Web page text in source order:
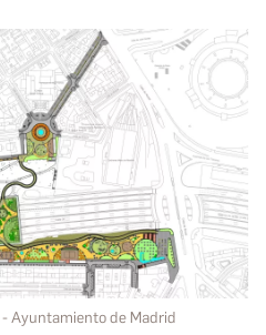
Ayuntamiento de Madrid